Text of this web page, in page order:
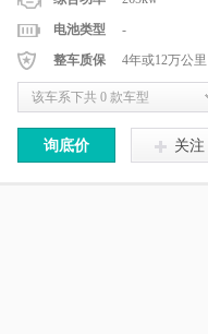
电池类型
-
整车质保
4年或12万公里
该车系下共 0 款车型
询底价 关注